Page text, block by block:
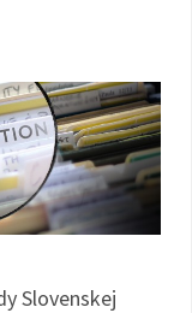
Slovenskej